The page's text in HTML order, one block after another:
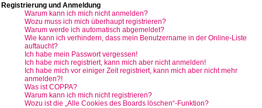
Registrierung und Anmeldung
Warum kann ich mich nicht anmelden?
Wozu muss ich mich überhaupt registrieren?
Warum werde ich automatisch abgemeldet?
Wie kann ich verhindern, dass mein Benutzername in der Online-Liste
auftaucht?
Ich habe mein Passwort vergessen!
Ich habe mich registriert, kann mich aber nicht anmelden!
Ich habe mich vor einiger Zeit registriert, kann mich aber nicht mehr
anmelden?!
Was ist COPPA?
Warum kann ich mich nicht registrieren?
Wozu ist die „Alle Cookies des Boards löschen“-Funktion?